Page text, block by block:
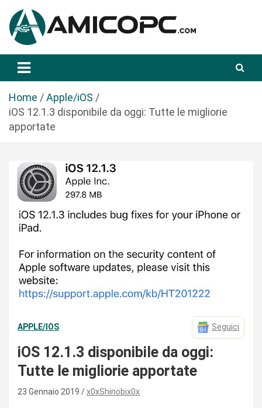
a
Amicopc.com
Home
Apple/iOS
iOS 12.1.3 disponibile da oggi: Tutte le migliorie
apportate
APPLE/IOS Seguici
iOS 12.1.3 disponibile da oggi:
Tutte le migliorie apportate
23 Gennaio 2019 x0xShinobix0x